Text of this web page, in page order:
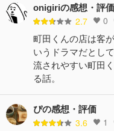
onigiriの感想・評価
2.7 0
町田くんの店は客
いうドラマだとし
流されやすい町田
る話。
ぴの感想・評価
3.6 1